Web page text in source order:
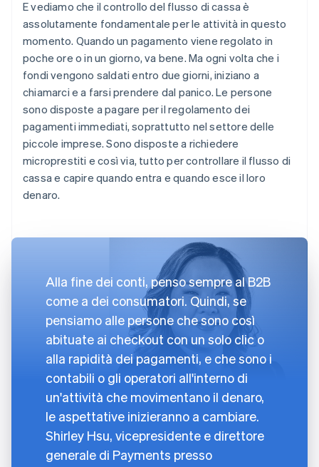
E vediamo che il controllo del flusso di cassa è
assolutamente fondamentale per le attività in questo
momento. Quando un pagamento viene regolato in
poche ore o in un giorno, va bene. Ma ogni volta che i
fondi vengono saldati entro due giorni, iniziano a
chiamarci e a farsi prendere dal panico. Le persone
sono disposte a pagare per il regolamento dei
pagamenti immediati, soprattutto nel settore delle
piccole imprese. Sono disposte a richiedere
microprestiti e così via, tutto per controllare il flusso di
cassa e capire quando entra e quando esce il loro
denaro.
Alla fine dei conti, penso sempre al B2B
come a dei consumatori. Quindi, se
pensiamo alle persone che sono così
abituate ai checkout con un solo clic o
alla rapidità dei pagamenti, e che sono i
contabili o gli operatori all'interno di
un'attività che movimentano il denaro,
le aspettative inizieranno a cambiare.
Shirley Hsu, vicepresidente e direttore
generale di Payments presso